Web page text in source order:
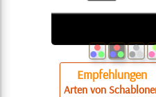
Empfehlungen
Arten von